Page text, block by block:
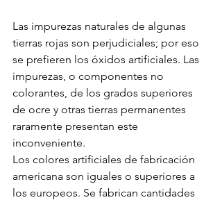
Las impurezas naturales de algunas
tierras rojas son perjudiciales; por eso
se prefieren los óxidos artificiales. Las
impurezas, o componentes no
colorantes, de los grados superiores
de ocre y otras tierras permanentes
raramente presentan este
inconveniente.
Los colores artificiales de fabricación
americana son iguales o superiores a
los europeos. Se fabrican cantidades